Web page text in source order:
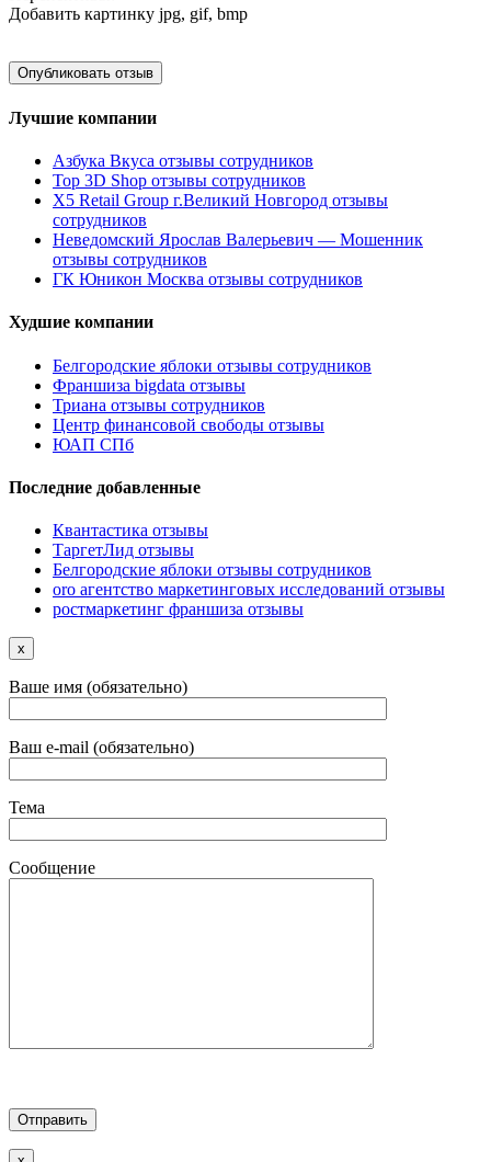
Добавить картинку jpg, gif, bmp
Лучшие компании
Азбука Вкуса отзывы сотрудников
Top 3D Shop отзывы сотрудников
X5 Retail Group г.Великий Новгород отзывы
сотрудников
Неведомский Ярослав Валерьевич — Мошенник
отзывы сотрудников
ГК Юникон Москва отзывы сотрудников
Худшие компании
Белгородские яблоки отзывы сотрудников
Франшиза bigdata отзывы
Триана отзывы сотрудников
Центр финансовой свободы отзывы
ЮАП СПб
Последние добавленные
Квантастика отзывы
ТаргетЛид отзывы
Белгородские яблоки отзывы сотрудников
oro агентство маркетинговых исследований отзывы
ростмаркетинг франшиза отзывы
x
Ваше имя (обязательно)
Ваш e-mail (обязательно)
Тема
Сообщение